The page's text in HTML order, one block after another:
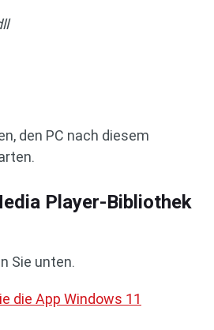
den PC nach diesem
Player-Bibliothek
Sie unten.
die App Windows 11